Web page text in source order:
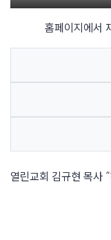
Play
홈페이지에서
열린교회 김규현 목사